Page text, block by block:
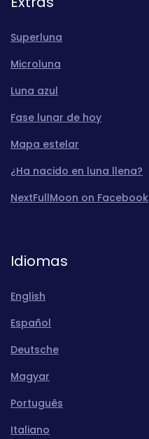
Superluna
Microluna
Luna azul
Fase lunar de hoy
Mapa estelar
¿Ha nacido en luna llena?
NextFullMoon on Facebook
Idiomas
English
Español
Deutsche
Magyar
Português
Italiano